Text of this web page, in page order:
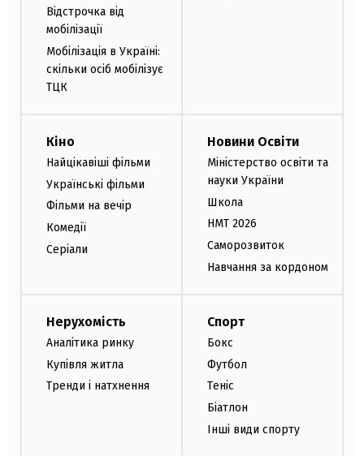
Відстрочка від
мобілізації
Мобілізація в Україні:
скільки осіб мобілізує
ТЦК
Кіно
Найцікавіші фільми
Українські фільми
Фільми на вечір
Комедії
Серіали
Новини Освіти
Міністерство освіти та
науки України
Школа
НМТ 2026
Саморозвиток
Навчання за кордоном
Нерухомість
Аналітика ринку
Купівля житла
Тренди і натхнення
Спорт
Бокс
Футбол
Теніс
Біатлон
Інші види спорту